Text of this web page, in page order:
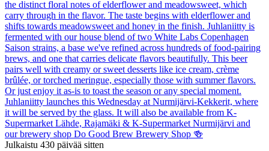
the distinct floral notes of elderflower and meadowsweet, which
carry through in the flavor. The taste begins with elderflower and
shifts towards meadowsweet and honey in the finish. Juhlaniitty is
fermented with our house blend of two White Labs Copenhagen
Saison strains, a base we've refined across hundreds of food-pairing
brews, and one that carries delicate flavors beautifully. This beer
pairs well with creamy or sweet desserts like ice cream, crème
brûlée, or torched meringue, especially those with summer flavors.
Or just enjoy it as-is to toast the season or any special moment.
Juhlaniitty launches this Wednesday at Nurmijärvi-Kekkerit, where
it will be served by the glass. It will also be available from K-
Supermarket Lähde, Rajamäki & K-Supermarket Nurmijärvi and
our brewery shop Do Good Brew Brewery Shop 🍻
Julkaistu 430 päivää sitten